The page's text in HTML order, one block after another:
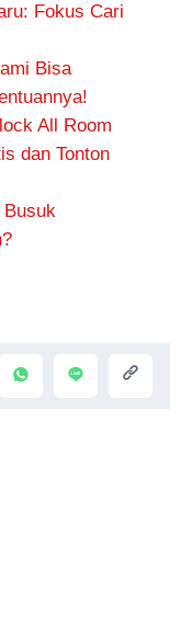
Fokus Cari
Bisa
All Room
dan Tonton
Busuk